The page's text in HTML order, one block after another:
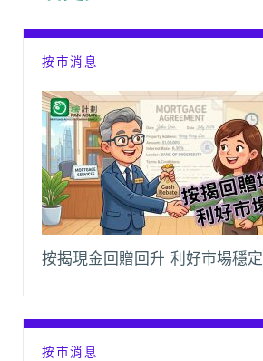
o
k
p
p
k
m
按市消息
按揭現金回贈回升 利好市場穩定
按市消息